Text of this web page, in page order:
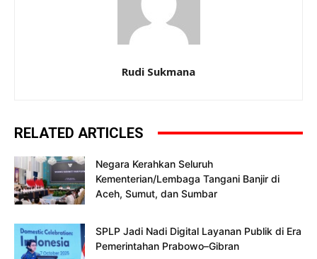
Rudi Sukmana
RELATED ARTICLES
Negara Kerahkan Seluruh
Kementerian/Lembaga Tangani Banjir di
Aceh, Sumut, dan Sumbar
SPLP Jadi Nadi Digital Layanan Publik di Era
Pemerintahan Prabowo–Gibran